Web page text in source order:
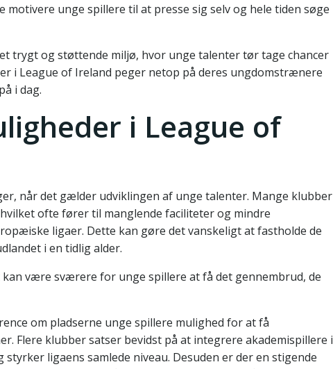
unge spillere til at presse sig selv og hele tiden søge
trygt og støttende miljø, hvor unge talenter tør tage chancer
i League of Ireland peger netop på deres ungdomstrænere
i dag.
i League of
når det gælder udviklingen af unge talenter. Mange klubber
ofte fører til manglende faciliteter og mindre
ligaer. Dette kan gøre det vanskeligt at fastholde de
i en tidlig alder.
være sværere for unge spillere at få det gennembrud, de
om pladserne unge spillere mulighed for at få
Flere klubber satser bevidst på at integrere akademispillere i
ligaens samlede niveau. Desuden er der en stigende